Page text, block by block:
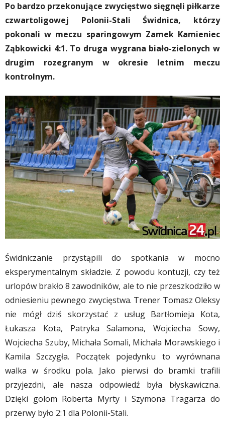
Po bardzo przekonujące zwycięstwo sięgnęli piłkarze
czwartoligowej Polonii-Stali Świdnica, którzy
pokonali w meczu sparingowym Zamek Kamieniec
Ząbkowicki 4:1. To druga wygrana biało-zielonych w
drugim rozegranym w okresie letnim meczu
kontrolnym.
Świdniczanie przystąpili do spotkania w mocno
eksperymentalnym składzie. Z powodu kontuzji, czy też
urlopów brakło 8 zawodników, ale to nie przeszkodziło w
odniesieniu pewnego zwycięstwa. Trener Tomasz Oleksy
nie mógł dziś skorzystać z usług Bartłomieja Kota,
Łukasza Kota, Patryka Salamona, Wojciecha Sowy,
Wojciecha Szuby, Michała Somali, Michała Morawskiego i
Kamila Szczygła. Początek pojedynku to wyrównana
walka w środku pola. Jako pierwsi do bramki trafili
przyjezdni, ale nasza odpowiedź była błyskawiczna.
Dzięki golom Roberta Myrty i Szymona Tragarza do
przerwy było 2:1 dla Polonii-Stali.